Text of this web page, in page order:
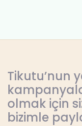
Tikutu’nun
olmak için
bizimle